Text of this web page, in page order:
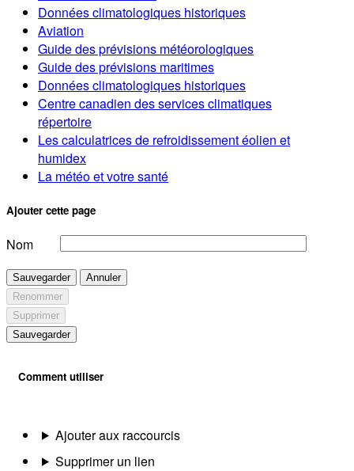
Données climatologiques historiques
Aviation
Guide des prévisions météorologiques
Guide des prévisions maritimes
Données climatologiques historiques
Centre canadien des services climatiques
répertoire
Les calculatrices de refroidissement éolien et
humidex
La météo et votre santé
Ajouter cette page
Nom
Sauvegarder
Annuler
Renommer
Supprimer
Sauvegarder
Comment utiliser
Ajouter aux raccourcis
Supprimer un lien